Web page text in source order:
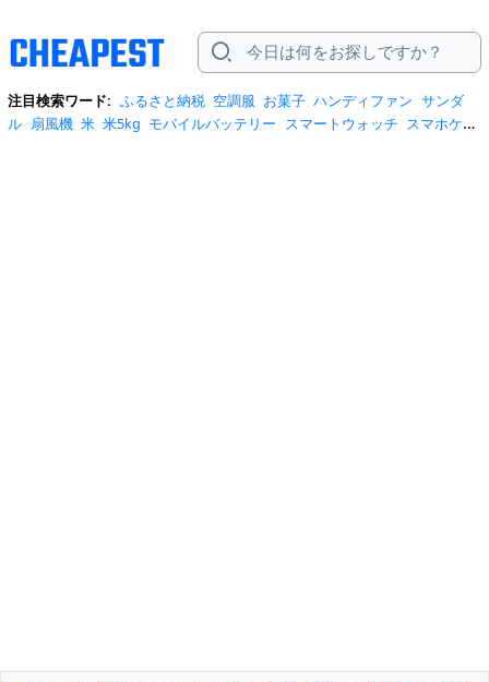
注目検索ワード: ふるさと納税 空調服 お菓子 ハンディファン サンダ
ル 扇風機 米 米5kg モバイルバッテリー スマートウォッチ スマホケー